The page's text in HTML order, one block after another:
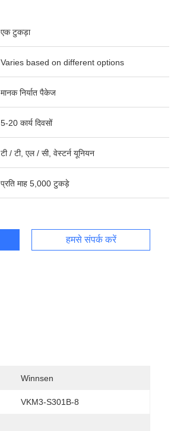
एक टुकड़ा
Varies based on different options
मानक निर्यात पैकेज
5-20 कार्य दिवसों
टी / टी, एल / सी, वेस्टर्न यूनियन
प्रति माह 5,000 टुकड़े
हमसे संपर्क करें
Winnsen
VKM3-S301B-8